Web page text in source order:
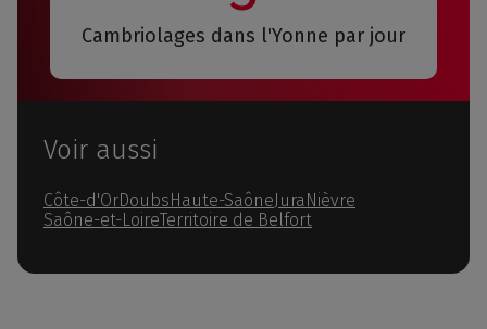
Cambriolages dans l'Yonne par jour
Voir aussi
Côte-d'OrDoubsHaute-SaôneJuraNièvre
Saône-et-LoireTerritoire de Belfort